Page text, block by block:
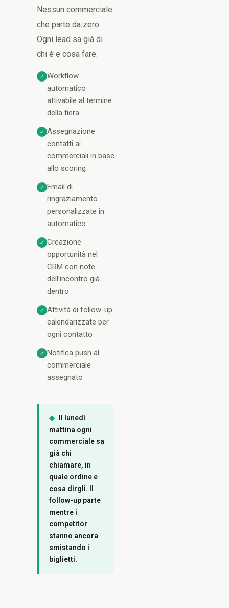
Nessun commerciale
che parte da zero.
Ogni lead sa già di
chi è e cosa fare.
✓
Workflow
automatico
attivabile al termine
della fiera
✓
Assegnazione
contatti ai
commerciali in base
allo scoring
✓
Email di
ringraziamento
personalizzate in
automatico
✓
Creazione
opportunità nel
CRM con note
dell’incontro già
dentro
✓
Attività di follow-up
calendarizzate per
ogni contatto
✓
Notifica push al
commerciale
assegnato
◆
Il lunedì
mattina ogni
commerciale sa
già chi
chiamare, in
quale ordine e
cosa dirgli. Il
follow-up parte
mentre i
competitor
stanno ancora
smistando i
biglietti.